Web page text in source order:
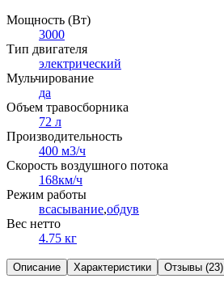
Мощность (Вт)
3000
Тип двигателя
электрический
Мульчирование
да
Объем травосборника
72 л
Производительность
400 м3/ч
Скорость воздушного потока
168км/ч
Режим работы
всасывание,обдув
Вес нетто
4.75 кг
Описание Характеристики Отзывы (23)